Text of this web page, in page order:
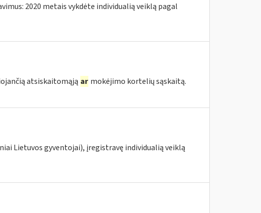
2020 metais vykdėte individualią veiklą pagal
atsiskaitomąją ar mokėjimo kortelių sąskaitą.
Lietuvos gyventojai), įregistravę individualią veiklą